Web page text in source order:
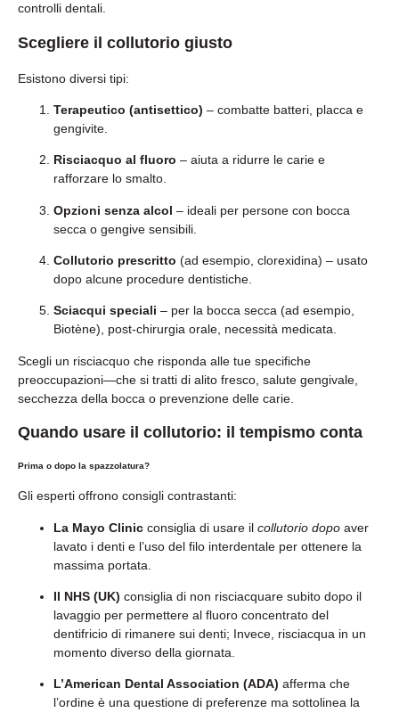
controlli dentali.
Scegliere il collutorio giusto
Esistono diversi tipi:
Terapeutico (antisettico) – combatte batteri, placca e
gengivite.
Risciacquo al fluoro – aiuta a ridurre le carie e
rafforzare lo smalto.
Opzioni senza alcol – ideali per persone con bocca
secca o gengive sensibili.
Collutorio prescritto (ad esempio, clorexidina) – usato
dopo alcune procedure dentistiche.
Sciacqui speciali – per la bocca secca (ad esempio,
Biotène), post-chirurgia orale, necessità medicata.
Scegli un risciacquo che risponda alle tue specifiche
preoccupazioni—che si tratti di alito fresco, salute gengivale,
secchezza della bocca o prevenzione delle carie.
Quando usare il collutorio: il tempismo conta
Prima o dopo la spazzolatura?
Gli esperti offrono consigli contrastanti:
La Mayo Clinic consiglia di usare il collutorio dopo aver
lavato i denti e l’uso del filo interdentale per ottenere la
massima portata.
Il NHS (UK) consiglia di non risciacquare subito dopo il
lavaggio per permettere al fluoro concentrato del
dentifricio di rimanere sui denti; Invece, risciacqua in un
momento diverso della giornata.
L’American Dental Association (ADA) afferma che
l’ordine è una questione di preferenze ma sottolinea la